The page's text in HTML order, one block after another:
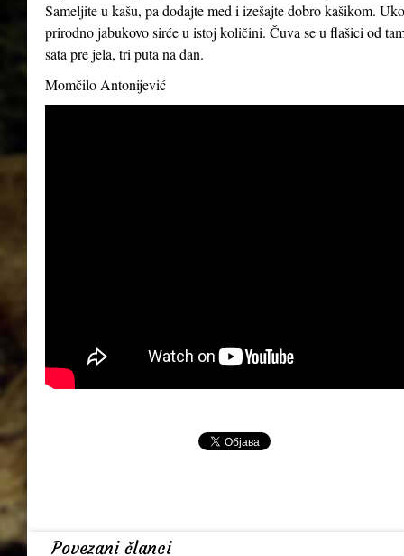
Sameljite u kašu, pa dodajte med i izešajte dobro kašikom.
prirodno jabukovo sirće u istoj količini. Čuva se u flašici od
sata pre jela, tri puta na dan.
Momčilo Antonijević
Povezani članci